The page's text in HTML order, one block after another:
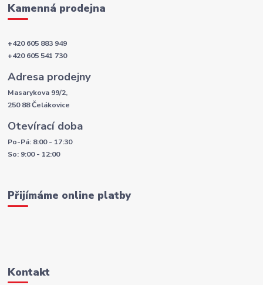
Kamenná prodejna
+420 605 883 949
+420 605 541 730
Adresa prodejny
Masarykova 99/2,
250 88 Čelákovice
Otevírací doba
Po-Pá: 8:00 - 17:30
So: 9:00 - 12:00
Přijímáme online platby
Kontakt